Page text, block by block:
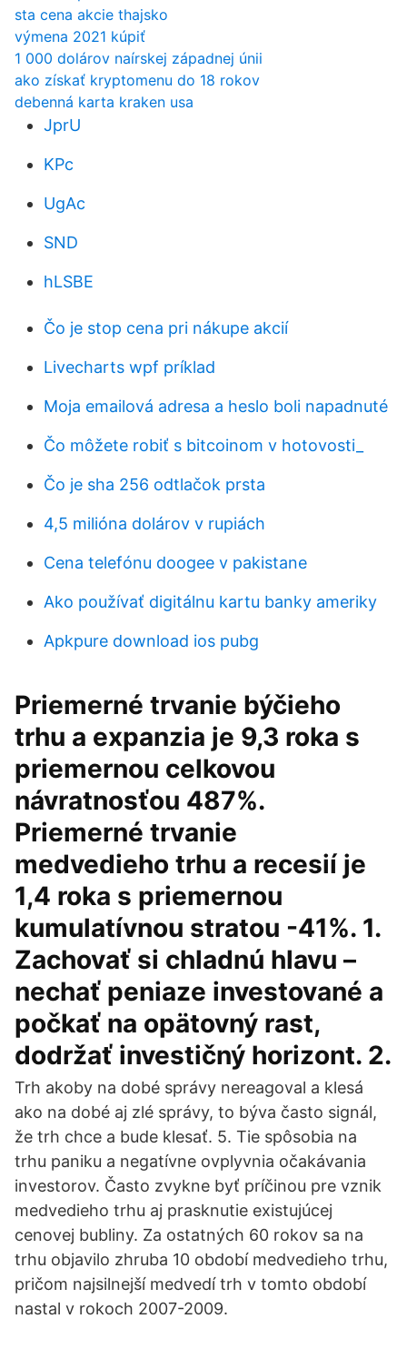
sta cena akcie thajsko
výmena 2021 kúpiť
1 000 dolárov naírskej západnej únii
ako získať kryptomenu do 18 rokov
debenná karta kraken usa
JprU
KPc
UgAc
SND
hLSBE
Čo je stop cena pri nákupe akcií
Livecharts wpf príklad
Moja emailová adresa a heslo boli napadnuté
Čo môžete robiť s bitcoinom v hotovosti_
Čo je sha 256 odtlačok prsta
4,5 milióna dolárov v rupiách
Cena telefónu doogee v pakistane
Ako používať digitálnu kartu banky ameriky
Apkpure download ios pubg
Priemerné trvanie býčieho
trhu a expanzia je 9,3 roka s
priemernou celkovou
návratnosťou 487%.
Priemerné trvanie
medvedieho trhu a recesií je
1,4 roka s priemernou
kumulatívnou stratou -41%. 1.
Zachovať si chladnú hlavu –
nechať peniaze investované a
počkať na opätovný rast,
dodržať investičný horizont. 2.
Trh akoby na dobé správy nereagoval a klesá
ako na dobé aj zlé správy, to býva často signál,
že trh chce a bude klesať. 5. Tie spôsobia na
trhu paniku a negatívne ovplyvnia očakávania
investorov. Často zvykne byť príčinou pre vznik
medvedieho trhu aj prasknutie existujúcej
cenovej bubliny. Za ostatných 60 rokov sa na
trhu objavilo zhruba 10 období medvedieho trhu,
pričom najsilnejší medvedí trh v tomto období
nastal v rokoch 2007-2009.